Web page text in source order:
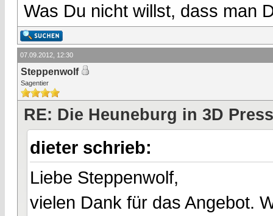
Was Du nicht willst, dass man
07.09.2012, 12:30
Steppenwolf
Sagentier
RE: Die Heuneburg in 3D
dieter schrieb:
Liebe Steppenwolf,
vielen Dank für das Angebot.